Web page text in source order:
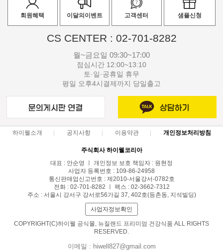
회원혜택 이달의이벤트 고객센터 샘플신청
CS CENTER : 02-701-8282
월~금요일 09:30~17:00
점심시간 12:00~13:10
토·일·공휴일 휴무
평일 오후4시결제까지 당일출고
하이웰소개 공지사항 이용약관 개인정보처리방침
주식회사 하이웰코리아
대표 : 안순영 ㅣ 개인정보 보호 책임자 : 원현정
사업자 등록번호 : 109-86-24958
통신판매업신고번호 : 제2010-서울강서-0782호
전화 : 02-701-8282 ㅣ 팩스 : 02-3662-7312
주소 : 서울시 강서구 강서로56가길 37, 402호(등촌동, 지석빌딩)
사업자정보확인
COPYRIGHT(C)하이웰 공식몰, 뉴질랜드 프리미엄 건강식품 ALL RIGHTS
RESERVED.
이메일 : hiwell827@gmail.com